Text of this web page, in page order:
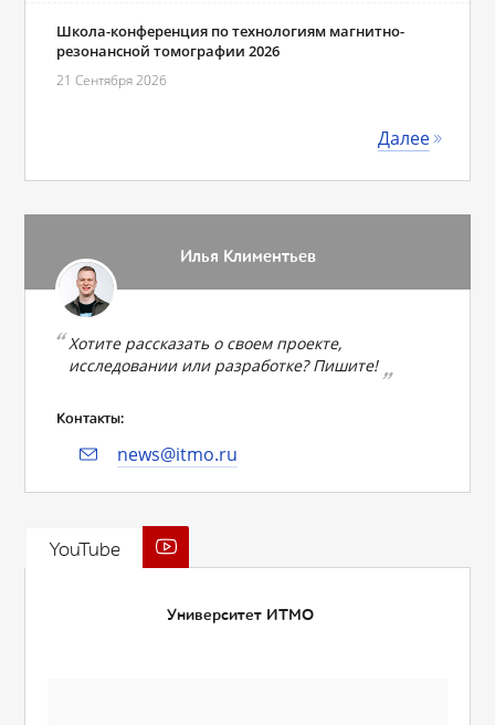
Школа-конференция по технологиям магнитно-
резонансной томографии 2026
21 Сентября 2026
Далее
Илья Климентьев
Хотите рассказать о своем проекте,
исследовании или разработке? Пишите!
Контакты:
news@itmo.ru
YouTube
Университет ИТМО